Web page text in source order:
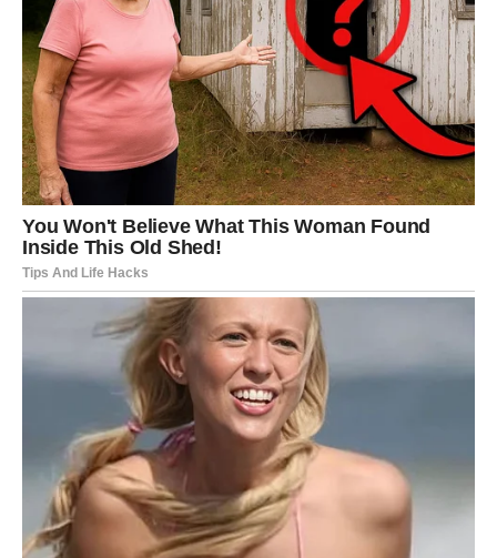
velike promene. Upravo takav period nalazi se pred
Rakovima.
Mnogi događaji koji dolaze delovaće kao slučajnost, ali
ćete kasnije shvatiti da je sve imalo svoj razlog. Osobe
koje ulaze u vaš život, reči koje budete čuli i odluke koje
ćete doneti deo su mnogo veće slike.
Početak novog životnog poglavlja
Najvažnije od svega jeste činjenica da se približavate
kraju jednog perioda i početku nečeg potpuno novog.
Možda sada osećate nemir, nesigurnost ili strah od
nepoznatog, ali upravo kroz te emocije dolazite do svoje
najveće životne lekcije. Sudbina vam sprema iznenađenja
koja će vas ostaviti u čudu, a neka od njih promeniće vaš
život više nego što možete da zamislite.